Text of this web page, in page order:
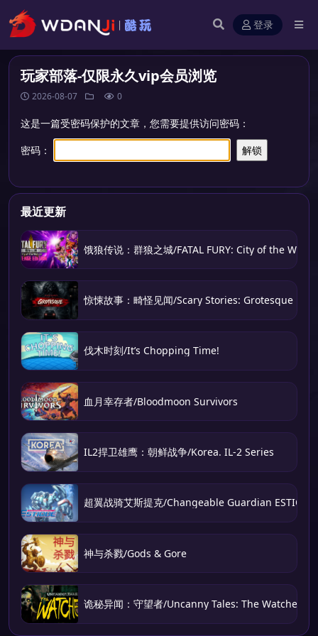
登录
玩家部落-仅限永久vip会员浏览
2026-08-07 0
这是一篇受密码保护的文章，您需要提供访问密码：
密码：
最近更新
饿狼传说：群狼之城/FATAL FURY: City of the
惊悚故事：畸怪见闻/Scary Stories: Grotesque
伐木时刻/It’s Chopping Time!
血月幸存者/Bloodmoon Survivors
IL2捍卫雄鹰：朝鲜战争/Korea. IL-2 Series
超翼战骑艾斯提克/Changeable Guardian ESTIQUE
神与杀戮/Gods & Gore
诡秘异闻：守望者/Uncanny Tales: The Watcher